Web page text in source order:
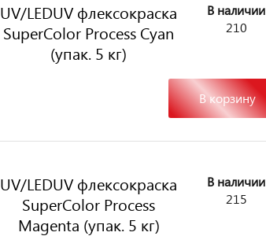
UV/LEDUV флексокраска
SuperColor Process Cyan
(упак. 5 кг)
В наличии
210
В корзину
UV/LEDUV флексокраска
SuperColor Process
Magenta (упак. 5 кг)
В наличии
215